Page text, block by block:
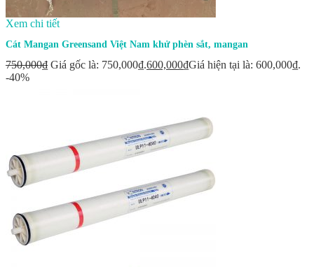
Xem chi tiết
Cát Mangan Greensand Việt Nam khử phèn sắt, mangan
750,000₫ Giá gốc là: 750,000₫.600,000₫Giá hiện tại là: 600,000₫.
-40%